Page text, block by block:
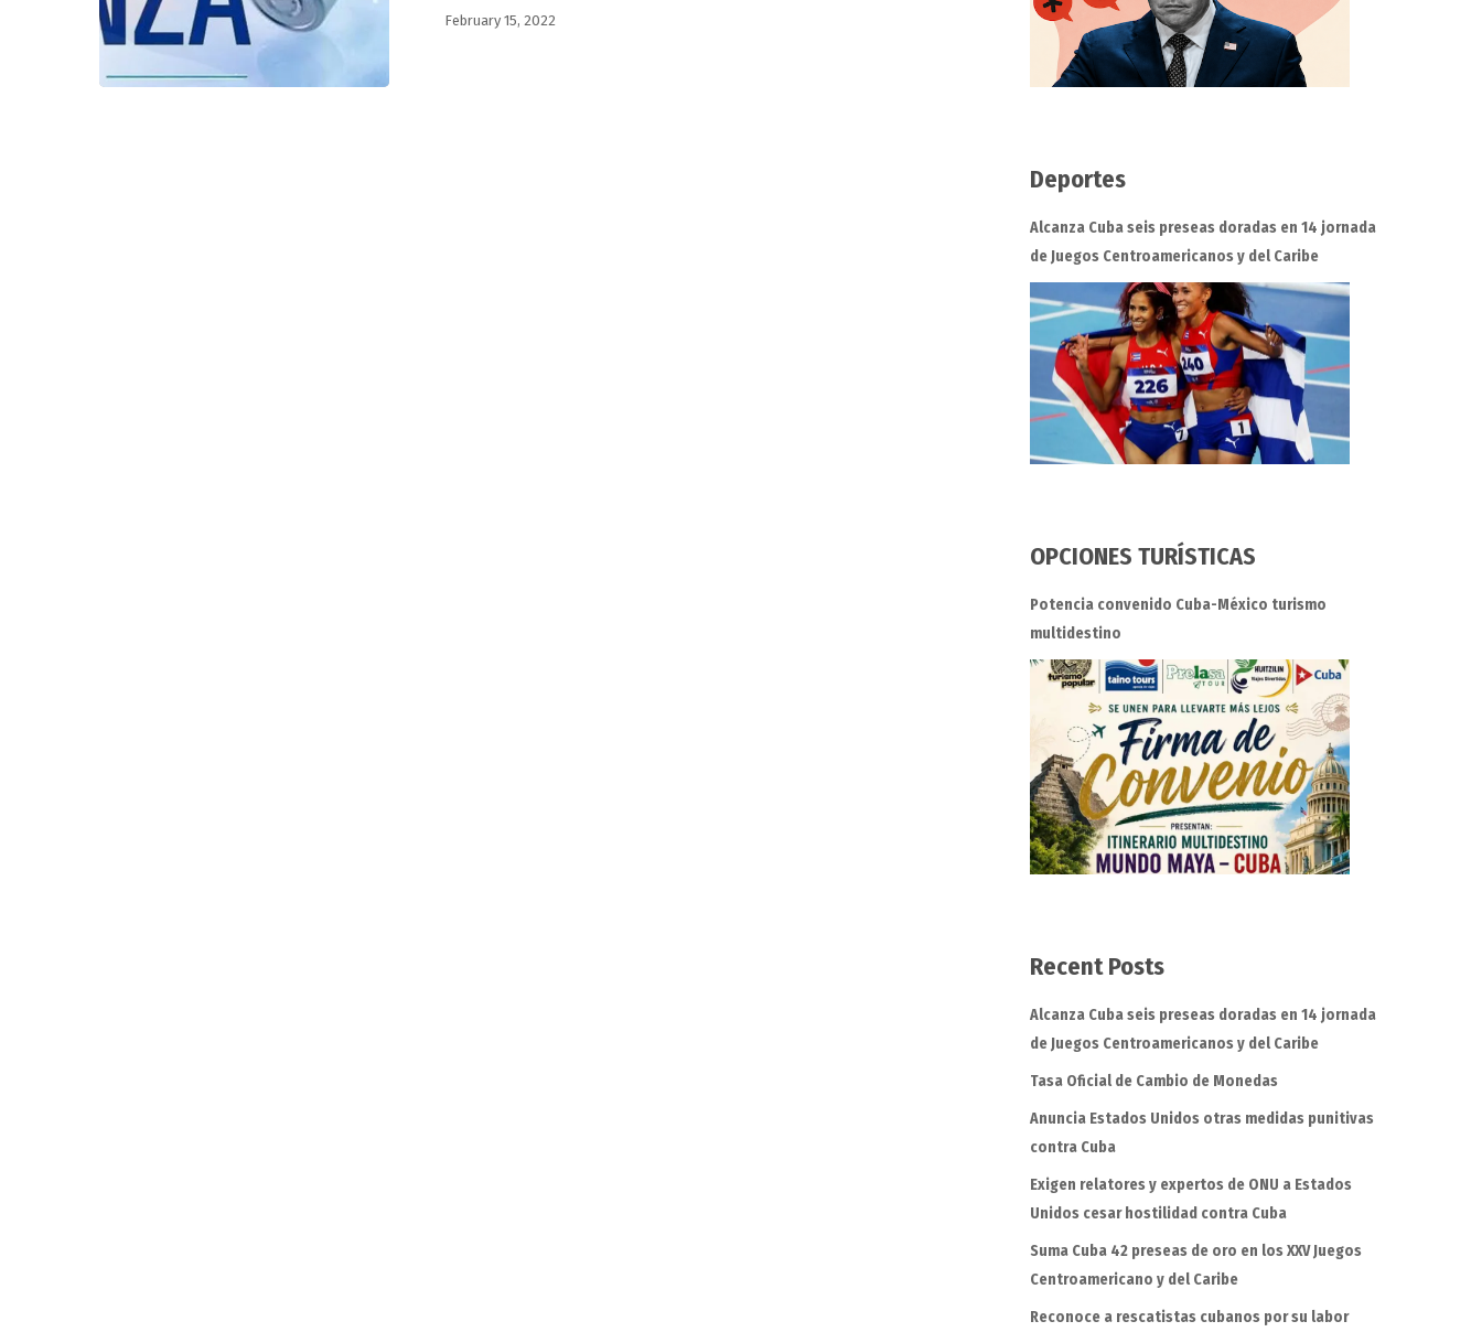
February 15, 2022
Deportes
Alcanza Cuba seis preseas doradas en 14 jornada
de Juegos Centroamericanos y del Caribe
OPCIONES TURÍSTICAS
Potencia convenido Cuba-México turismo
multidestino
Recent Posts
Alcanza Cuba seis preseas doradas en 14 jornada
de Juegos Centroamericanos y del Caribe
Tasa Oficial de Cambio de Monedas
Anuncia Estados Unidos otras medidas punitivas
contra Cuba
Exigen relatores y expertos de ONU a Estados
Unidos cesar hostilidad contra Cuba
Suma Cuba 42 preseas de oro en los XXV Juegos
Centroamericano y del Caribe
Reconoce a rescatistas cubanos por su labor